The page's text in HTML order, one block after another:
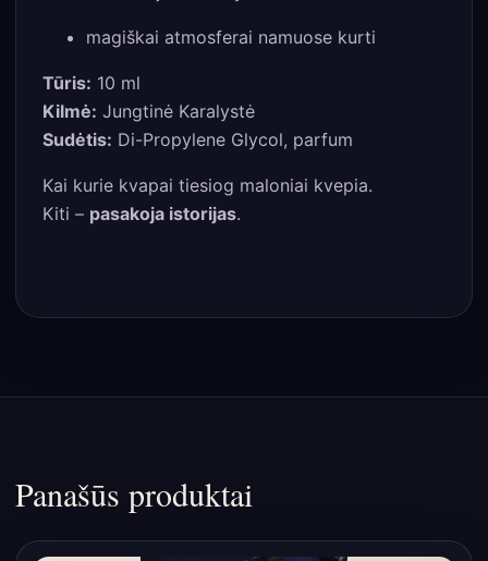
magiškai atmosferai namuose kurti
Tūris: 10 ml
Kilmė: Jungtinė Karalystė
Sudėtis: Di-Propylene Glycol, parfum
Kai kurie kvapai tiesiog maloniai kvepia.
Kiti – pasakoja istorijas.
Panašūs produktai